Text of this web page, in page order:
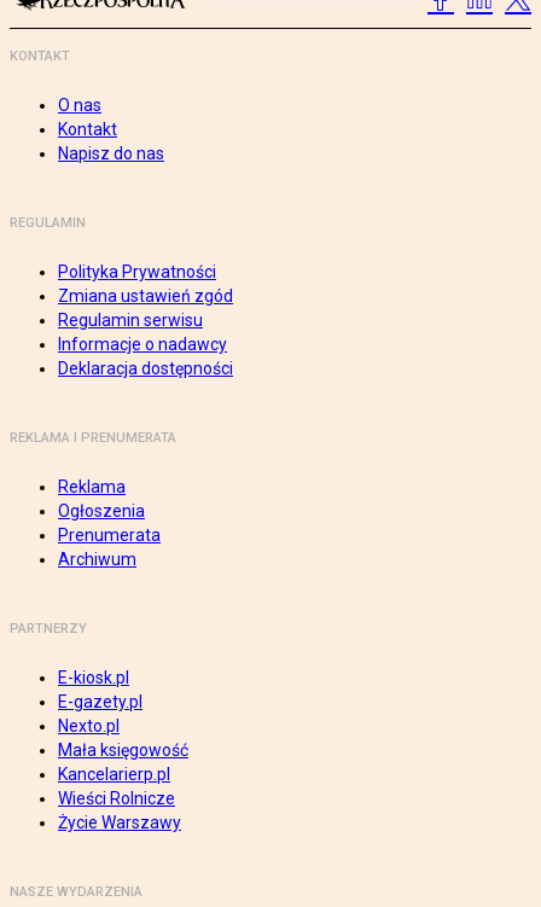
KONTAKT
O nas
Kontakt
Napisz do nas
REGULAMIN
Polityka Prywatności
Zmiana ustawień zgód
Regulamin serwisu
Informacje o nadawcy
Deklaracja dostępności
REKLAMA I PRENUMERATA
Reklama
Ogłoszenia
Prenumerata
Archiwum
PARTNERZY
E-kiosk.pl
E-gazety.pl
Nexto.pl
Mała księgowość
Kancelarierp.pl
Wieści Rolnicze
Życie Warszawy
NASZE WYDARZENIA